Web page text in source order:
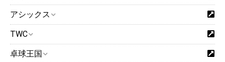
アシックス
TWC
卓球王国